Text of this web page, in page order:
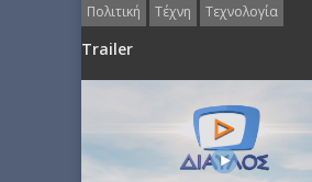
Πολιτική
Τέχνη Τεχνολογία
Trailer